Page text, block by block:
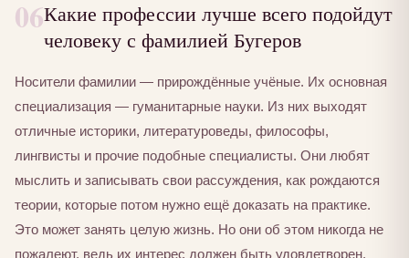
06Какие профессии лучше всего подойдут
человеку с фамилией Бугеров
Носители фамилии — прирождённые учёные. Их основная
специализация — гуманитарные науки. Из них выходят
отличные историки, литературоведы, философы,
лингвисты и прочие подобные специалисты. Они любят
мыслить и записывать свои рассуждения, как рождаются
теории, которые потом нужно ещё доказать на практике.
Это может занять целую жизнь. Но они об этом никогда не
пожалеют, ведь их интерес должен быть удовлетворен.